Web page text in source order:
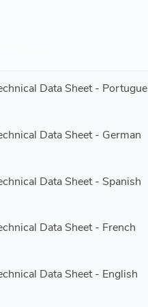
Data Sheet -
Data Sheet - German
Data Sheet - Spanish
Data Sheet - French
Data Sheet - English